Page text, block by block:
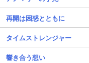
再開は困惑とともに
タイムストレンジャー
響き合う想い